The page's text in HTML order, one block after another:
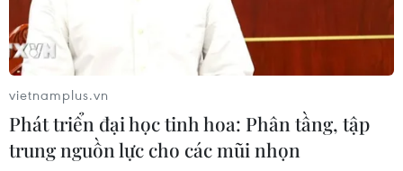
vietnamplus.vn
Phát triển đại học tinh hoa: Phân tầng, tập
trung nguồn lực cho các mũi nhọn